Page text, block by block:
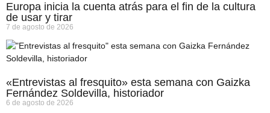
Europa inicia la cuenta atrás para el fin de la cultura
de usar y tirar
7 de agosto de 2026
«Entrevistas al fresquito» esta semana con Gaizka
Fernández Soldevilla, historiador
6 de agosto de 2026